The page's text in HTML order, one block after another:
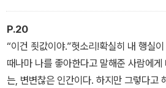
P.20
“이건 죗값이야.”헛소리!확실히 내 행실
때나마 나를 좋아한다고 말해준 사람에
는, 변변찮은 인간이다. 하지만 그렇다고